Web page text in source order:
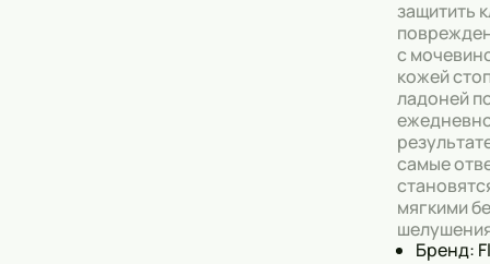
защитить
с
кожей
ладоней
самые
мягкими
Бренд: